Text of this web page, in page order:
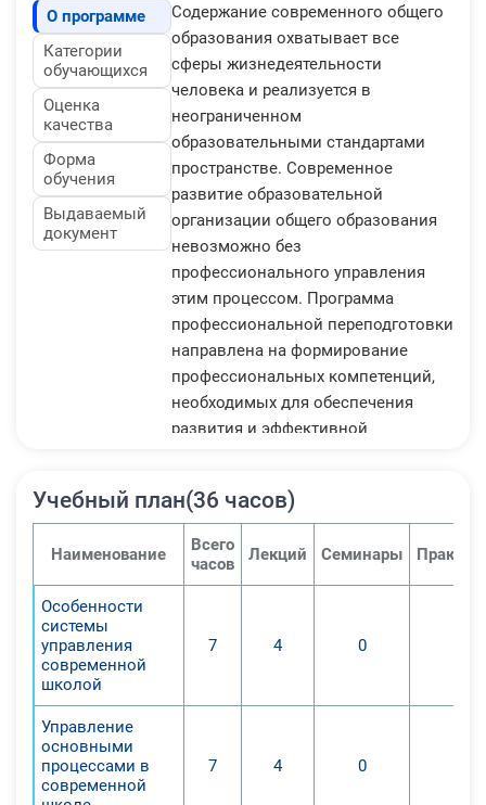
О программе
Категории
обучающихся
Оценка
качества
Форма
обучения
Выдаваемый
документ
Содержание современного общего
образования охватывает все
сферы жизнедеятельности
человека и реализуется в
неограниченном
образовательными стандартами
пространстве. Современное
развитие образовательной
организации общего образования
невозможно без
профессионального управления
этим процессом. Программа
профессиональной переподготовки
направлена на формирование
профессиональных компетенций,
необходимых для обеспечения
развития и эффективной
оказания образовательных услуг.
сущность маркетинговой
деятельности в системе общего
руководства образовательной
повышения квалификации:
Учебный план(36 часов)
Наименование
Всего
часов
Лекций Семинары
Особенности
системы
управления
современной
школой
7 4 0
Управление
основными
процессами в
современной
7 4 0